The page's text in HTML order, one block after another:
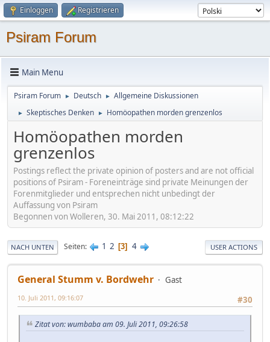
Einloggen Registrieren
Psiram Forum
Main Menu
Psiram Forum ► Deutsch ► Allgemeine Diskussionen
► Skeptisches Denken ► Homöopathen morden grenzenlos
Homöopathen morden
grenzenlos
Postings reflect the private opinion of posters and are not official
positions of Psiram - Foreneinträge sind private Meinungen der
Forenmitglieder und entsprechen nicht unbedingt der
Auffassung von Psiram
Begonnen von Wolleren, 30. Mai 2011, 08:12:22
NACH UNTEN Seiten 1 2 3 4 USER ACTIONS
General Stumm v. Bordwehr
Gast
#30
10. Juli 2011, 09:16:07
Zitat von: wumbaba am 09. Juli 2011, 09:26:58